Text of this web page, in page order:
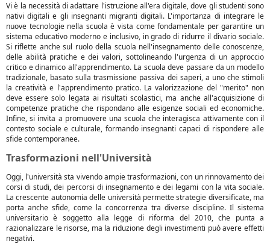
Vi è la necessità di adattare l'istruzione all'era digitale, dove gli studenti sono
nativi digitali e gli insegnanti migranti digitali. L'importanza di integrare le
nuove tecnologie nella scuola è vista come fondamentale per garantire un
sistema educativo moderno e inclusivo, in grado di ridurre il divario sociale.
Si riflette anche sul ruolo della scuola nell'insegnamento delle conoscenze,
delle abilità pratiche e dei valori, sottolineando l'urgenza di un approccio
critico e dinamico all'apprendimento. La scuola deve passare da un modello
tradizionale, basato sulla trasmissione passiva dei saperi, a uno che stimoli
la creatività e l'apprendimento pratico. La valorizzazione del "merito" non
deve essere solo legata ai risultati scolastici, ma anche all'acquisizione di
competenze pratiche che rispondano alle esigenze sociali ed economiche.
Infine, si invita a promuovere una scuola che interagisca attivamente con il
contesto sociale e culturale, formando insegnanti capaci di rispondere alle
sfide contemporanee.
Trasformazioni nell'Università
Oggi, l'università sta vivendo ampie trasformazioni, con un rinnovamento dei
corsi di studi, dei percorsi di insegnamento e dei legami con la vita sociale.
La crescente autonomia delle università permette strategie diversificate, ma
porta anche sfide, come la concorrenza tra diverse discipline. Il sistema
universitario è soggetto alla legge di riforma del 2010, che punta a
razionalizzare le risorse, ma la riduzione degli investimenti può avere effetti
negativi.